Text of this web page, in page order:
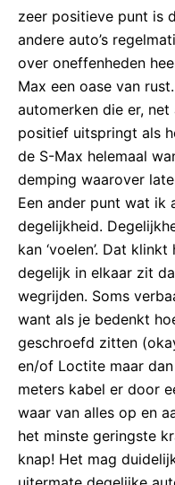
zeer positieve punt is
andere auto’s
over oneffenheden
Max een oase van
automerken die er,
positief uitspringt als
de S-Max helemaal
demping waarover
Een ander punt wat ik
degelijkheid.
kan ‘voelen’. Dat
degelijk in elkaar zit
wegrijden. Soms
want als je bedenkt
geschroefd zitten
en/of Loctite maar
meters kabel er door
waar van alles op en
het minste geringste
knap! Het mag